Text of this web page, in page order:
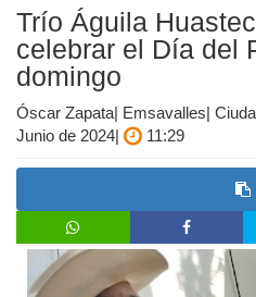
Trío Águila
celebrar el Día del
domingo
Óscar Zapata| Emsavalles|
Junio de 2024|
11:29